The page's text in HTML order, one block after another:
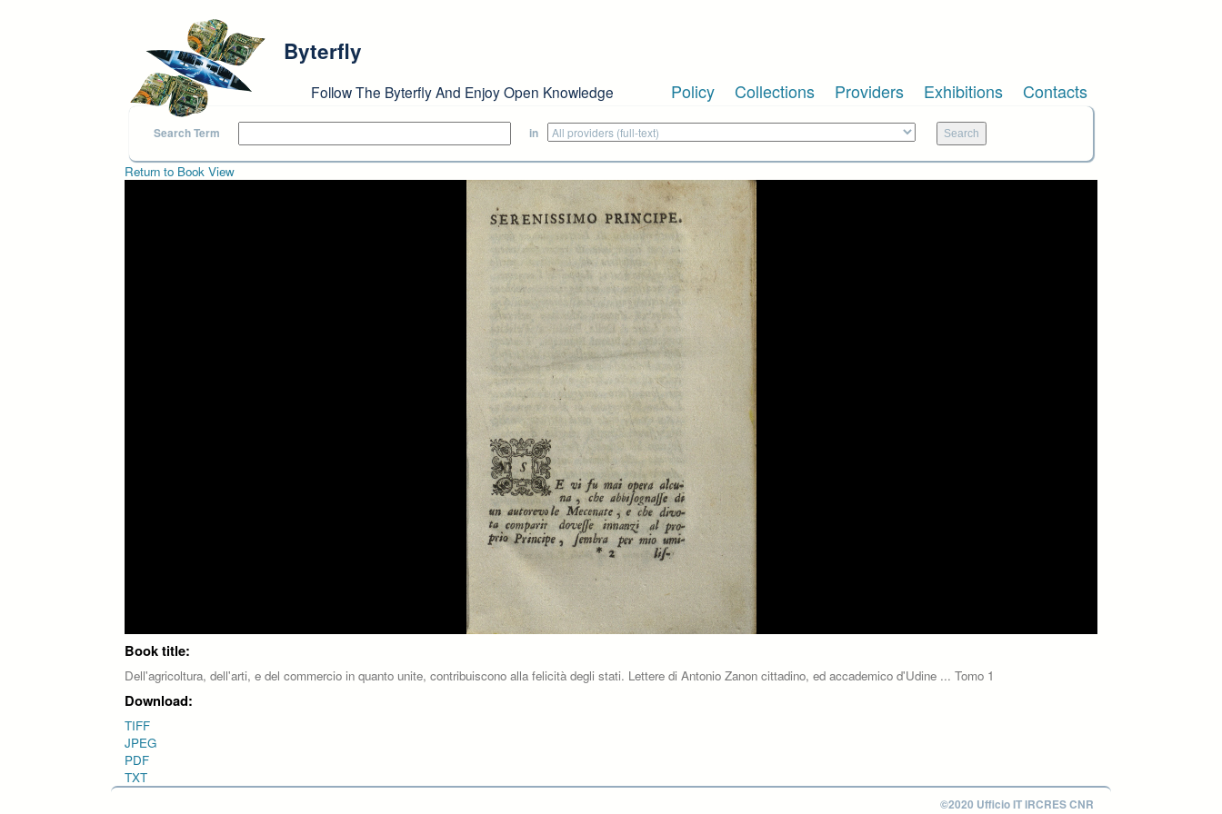
Byterfly
Follow The Byterfly And Enjoy Open Knowledge Policy Collections Providers Exhibitions Contacts
Search Term in
Return to Book View
Book title:
Dell'agricoltura, dell'arti, e del commercio in quanto unite, contribuiscono alla felicità degli stati. Lettere di Antonio Zanon cittadino, ed accademico d'Udine ... Tomo 1
Download:
TIFF
JPEG
PDF
TXT
©2020 Ufficio IT IRCRES CNR